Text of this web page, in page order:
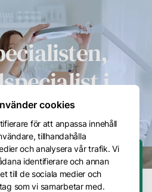
cookies
för att anpassa innehåll
tillhandahålla
och analysera vår trafik. Vi
identifierare och annan
till de sociala medier och
som vi samarbetar med.
i
och Online